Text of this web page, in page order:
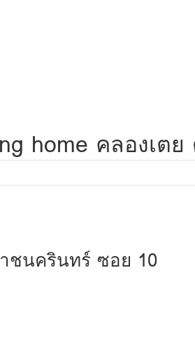
home คลองเต
ชนครินทร์ ซอย 10